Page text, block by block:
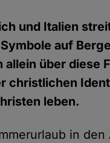
und Italien
auf
allein über diese
christlichen
leben.
in